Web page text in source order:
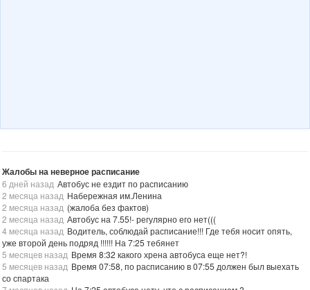
Жалобы на неверное расписание
6 дней назад Автобус не ездит по расписанию
2 месяца назад Набережная им.Ленина
2 месяца назад (жалоба без фактов)
2 месяца назад Автобус на 7.55!- регулярно его нет(((
4 месяца назад Водитель, соблюдай расписание!!! Где тебя носит опять,
уже второй день подряд !!!!!! На 7:25 тебянет
5 месяцев назад Время 8:32 какого хрена автобуса еще нет?!
5 месяцев назад Время 07:58, по расписанию в 07:55 должен был выехать
со спартака